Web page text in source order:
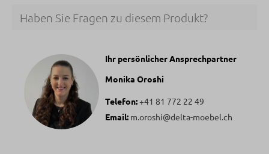
Haben Sie Fragen zu diesem Produkt?
Ihr persönlicher Ansprechpartner
Monika Oroshi
Telefon:+41 81 772 22 49
Email: m.oroshi@delta-moebel.ch